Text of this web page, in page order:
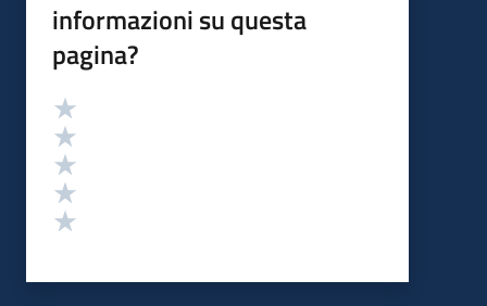
informazioni su questa
pagina?
Valutazione